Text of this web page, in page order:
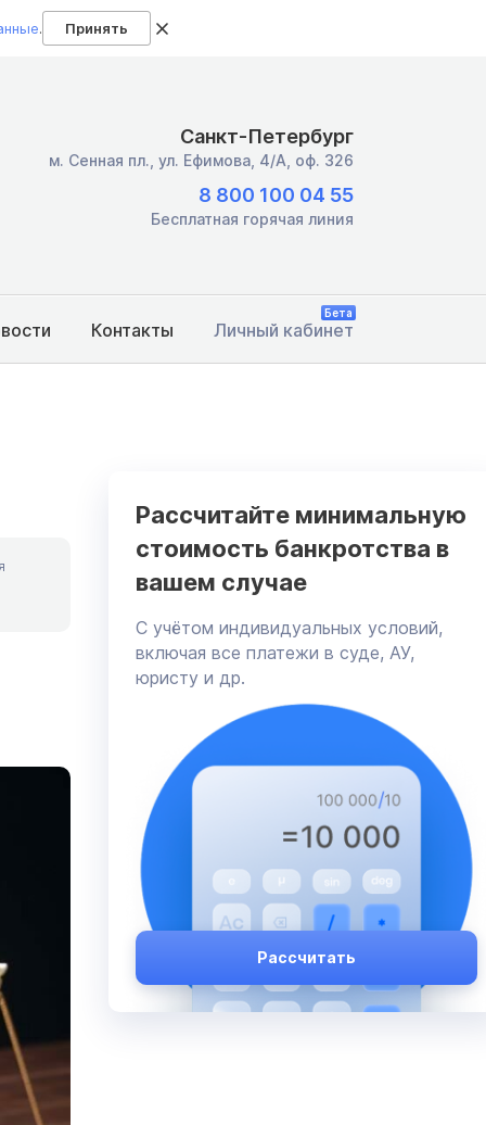
. Принять
Санкт-Петербург
м. Сенная пл., ул. Ефимова, 4/А, оф. 326
8 800 100 04 55
Бесплатная горячая линия
Контакты Личный кабинет
Бета
Рассчитайте минимальную
стоимость банкротства в
вашем случае
C учётом индивидуальных условий,
включая все платежи в суде, АУ,
юристу и др.
Рассчитать